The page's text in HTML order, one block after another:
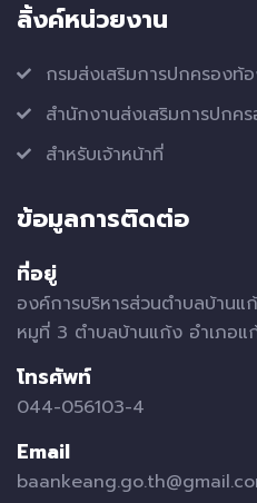
ลิ้งค์หน่วยงาน
กรมส่งเสริมการปกครองท้
สำนักงานส่งเสริมการปก
สำหรับเจ้าหน้าที่
ข้อมูลการติดต่อ
ที่อยู่
องค์การบริหารส่วนตำบลบ้านแ
หมูที่ 3 ตำบลบ้านแก้ง อำเภอ
โทรศัพท์
044-056103-4
Email